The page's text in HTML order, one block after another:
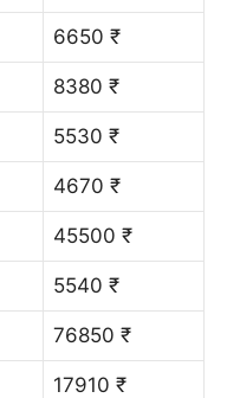
6650 ₹
8380 ₹
5530 ₹
4670 ₹
45500 ₹
5540 ₹
76850 ₹
17910 ₹